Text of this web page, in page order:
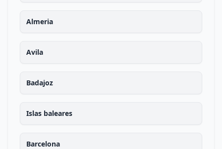
Almeria
Avila
Badajoz
Islas baleares
Barcelona